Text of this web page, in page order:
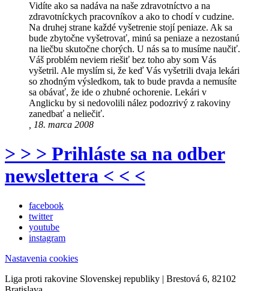
Vidíte ako sa nadáva na naše zdravotníctvo a na
zdravotníckych pracovníkov a ako to chodí v cudzine.
Na druhej strane každé vyšetrenie stojí peniaze. Ak sa
bude zbytočne vyšetrovať, minú sa peniaze a nezostanú
na liečbu skutočne chorých. U nás sa to musíme naučiť.
Váš problém neviem riešiť bez toho aby som Vás
vyšetril. Ale myslím si, že keď Vás vyšetrili dvaja lekári
so zhodným výsledkom, tak to bude pravda a nemusíte
sa obávať, že ide o zhubné ochorenie. Lekári v
Anglicku by si nedovolili nález podozrivý z rakoviny
zanedbať a neliečiť.
, 18. marca 2008
> > > Prihláste sa na odber
newslettera < < <
facebook
twitter
youtube
instagram
Nastavenia cookies
Liga proti rakovine Slovenskej republiky | Brestová 6, 82102